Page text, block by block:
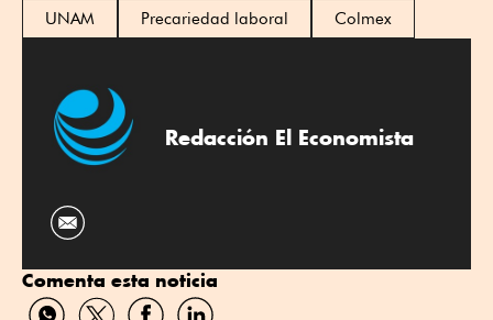
UNAM Precariedad laboral Colmex
Redacción El Economista
Comenta esta noticia